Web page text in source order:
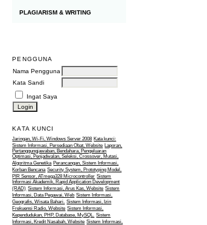
PLAGIARISM & WRITING
PENGGUNA
Nama Pengguna
Kata Sandi
Ingat Saya
KATA KUNCI
Jaringan, Wi-Fi, Windows Server 2008 Kata kunci:
Sistem Informasi, Persediaan Obat, Website Laporan,
Pertanggungjawaban, Bendahara, Pengeluaran
Optimasi, Penjadwalan, Seleksi, Crossover, Mutasi,
Algoritma Genetika Perancangan, Sistem Informasi,
Korban Bencana Security System, Prototyping Model,
PIR Sensor, ATmega328 Microcontroller Sistem
Informasi Akademik, Rapid Application Development
(RAD) Sistem Informasi, Arus Kas, Website Sistem
Informasi, Data Pegawai, Web Sistem Informasi,
Geografis, Wisata Bahari. Sistem Informasi, Izin
Frekuensi Radio, Website Sistem Informasi,
Kependudukan, PHP, Database, MySQL. Sistem
Informasi, Kredit Nasabah, Website Sistem Informasi,